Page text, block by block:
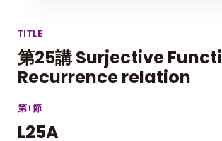
TITLE
第25講 Surjective
Recurrence relation
第1節
L25A